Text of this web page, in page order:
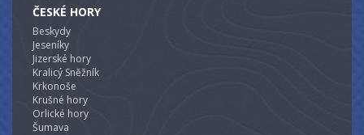
ČESKÉ HORY
Beskydy
Jeseníky
Jizerské hory
Kralicý Sněžník
Krkonoše
Krušné hory
Orlické hory
Šumava